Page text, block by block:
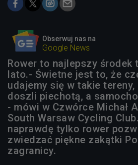
Obserwuj nas na
Google News
Rower to najlepszy środek
lato.- Świetne jest to, że
udajemy się w takie
doszli piechotą, a
- mówi w Czwórce Michał
South Warsaw Cycling
naprawdę tylko rower
zwiedzać piękne zakątki
zagranicy.